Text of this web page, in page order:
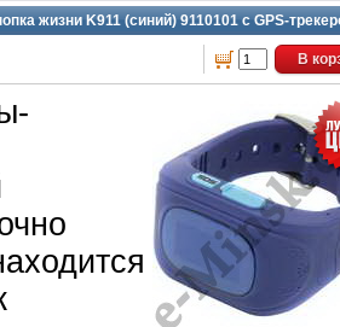
жизни K911 (синий) 9110101 с GPS-
В